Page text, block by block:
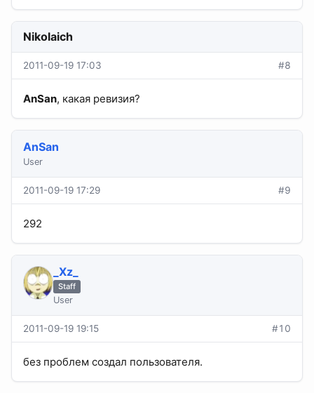
Nikolaich
2011-09-19 17:03 #8
AnSan, какая ревизия?
AnSan
User
2011-09-19 17:29 #9
292
_Xz_
Staff
User
2011-09-19 19:15 #10
без проблем создал пользователя.